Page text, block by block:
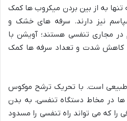
به از بین بردن میکروب ها کمک
نیز دارند. سرفه های خشک و
در مجاری تنفسی هستند؛ آویشن با
کاهش شدت و تعداد سرفه ها کمک
است. با تحریک ترشح موکوس
در مخاط دستگاه تنفسی، به بدن
که می تواند راه تنفسی را مسدود